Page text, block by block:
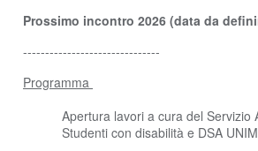
Prossimo incontro 2026 (data da
-------------------------------
Programma
Apertura lavori a cura del Servizio
Studenti con disabilità e DSA